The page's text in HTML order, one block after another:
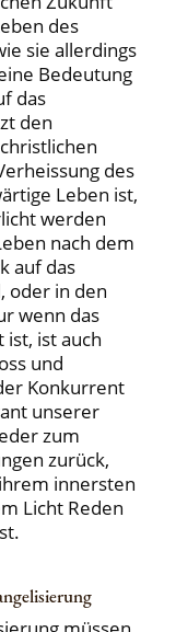
des
sie allerdings
Bedeutung
das
den
des
Leben ist,
werden
nach dem
auf das
oder in den
wenn das
ist, ist auch
und
Konkurrent
unserer
zum
zurück,
innersten
Licht Reden